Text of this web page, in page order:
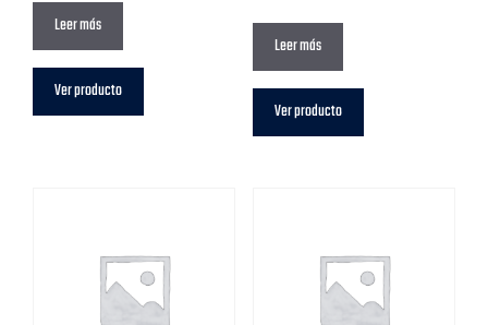
Leer más
Ver producto
Leer más
Ver producto